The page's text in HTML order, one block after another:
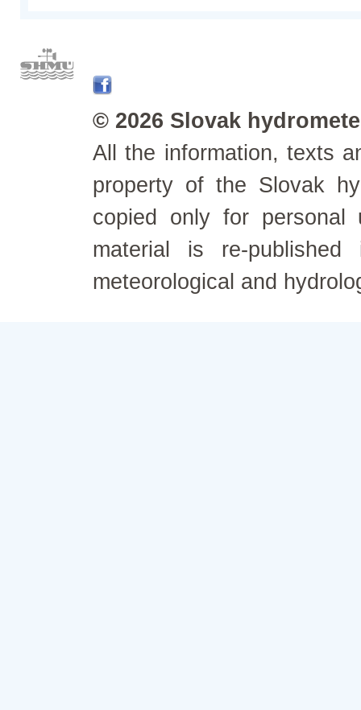
© 2026 Slovak
All the information, texts
property of the Slovak
copied only for personal
material is re-
meteorological and